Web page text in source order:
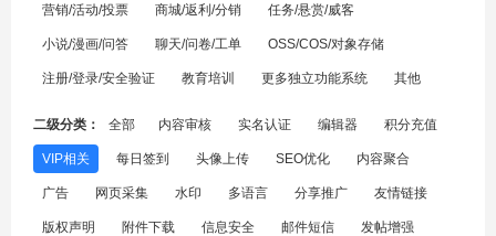
营销/活动/投票 商城/返利/分销 任务/悬赏/威客
小说/漫画/问答 聊天/问卷/工单 OSS/COS/对象存储
注册/登录/安全验证 教育培训 更多独立功能系统 其他
二级分类： 全部 内容审核 实名认证 编辑器 积分充值
VIP相关 每日签到 头像上传 SEO优化 内容聚合
广告 网页采集 水印 多语言 分享推广 友情链接
版权声明 附件下载 信息安全 邮件短信 发帖增强